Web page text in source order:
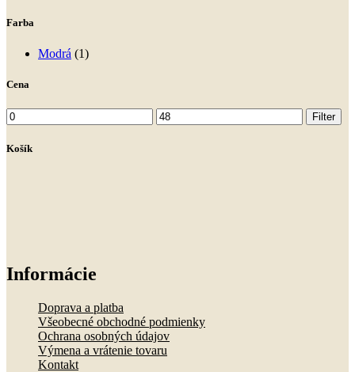
Farba
Modrá (1)
Cena
Minimálna
cena
Maximálna
cena
Filter
Košík
Informácie
Doprava a platba
Všeobecné obchodné podmienky
Ochrana osobných údajov
Výmena a vrátenie tovaru
Kontakt